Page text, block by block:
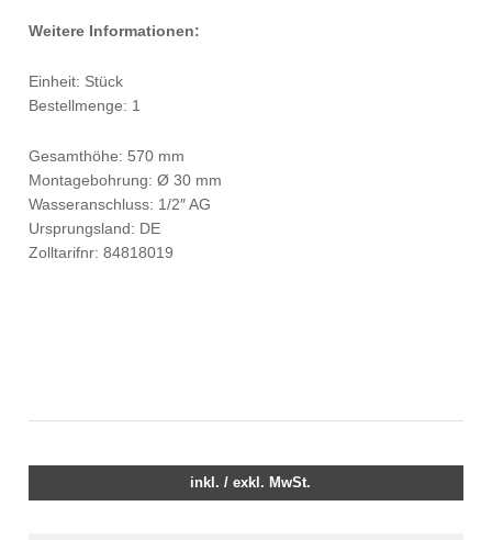
Weitere Informationen:
Einheit: Stück
Bestellmenge: 1
Gesamthöhe: 570 mm
Montagebohrung: Ø 30 mm
Wasseranschluss: 1/2″ AG
Ursprungsland: DE
Zolltarifnr: 84818019
inkl. / exkl. MwSt.